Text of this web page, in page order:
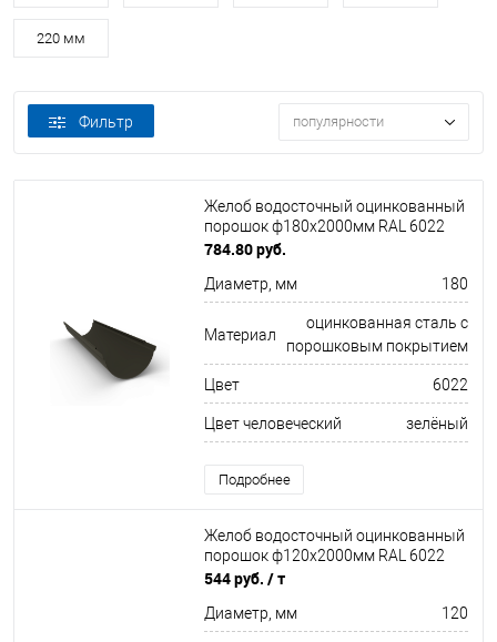
220 мм
Фильтр популярности
Желоб водосточный оцинкованный
порошок ф180х2000мм RAL 6022
784.80 руб.
Диаметр, мм 180
Материал
оцинкованная сталь с
порошковым покрытием
Цвет 6022
Цвет человеческий зелёный
Подробнее
Желоб водосточный оцинкованный
порошок ф120х2000мм RAL 6022
544 руб. / т
Диаметр, мм 120